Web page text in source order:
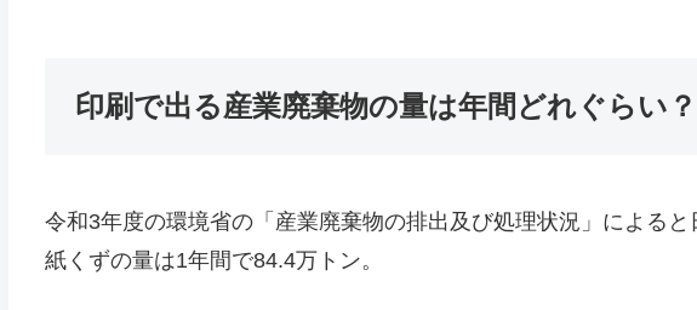
印刷で出る産業廃棄物の量は年間どれぐらい？
令和3年度の環境省の「産業廃棄物の排出及び処理状況」による
紙くずの量は1年間で84.4万トン。